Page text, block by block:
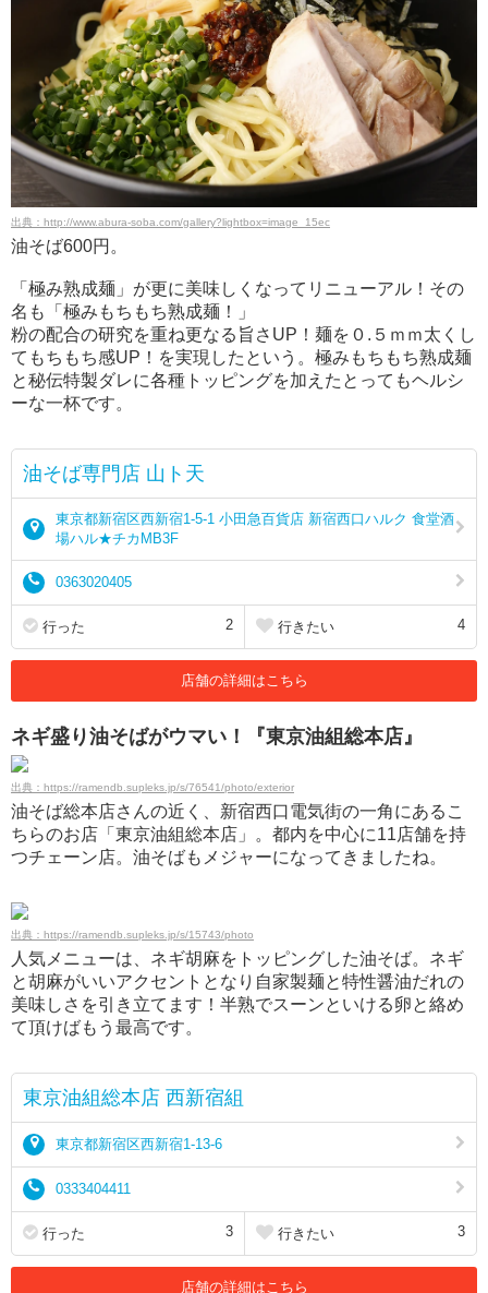
出典：http://www.abura-soba.com/gallery?lightbox=image_15ec
油そば600円。
「極み熟成麺」が更に美味しくなってリニューアル！その
名も「極みもちもち熟成麺！」
粉の配合の研究を重ね更なる旨さUP！麺を０.５ｍｍ太くし
てもちもち感UP！を実現したという。極みもちもち熟成麺
と秘伝特製ダレに各種トッピングを加えたとってもヘルシ
ーな一杯です。
油そば専門店 山ト天
東京都新宿区西新宿1-5-1 小田急百貨店 新宿西口ハルク 食堂酒
場ハル★チカMB3F
0363020405
行った 2 行きたい 4
店舗の詳細はこちら
ネギ盛り油そばがウマい！『東京油組総本店』
出典：https://ramendb.supleks.jp/s/76541/photo/exterior
油そば総本店さんの近く、新宿西口電気街の一角にあるこ
ちらのお店「東京油組総本店」。都内を中心に11店舗を持
つチェーン店。油そばもメジャーになってきましたね。
出典：https://ramendb.supleks.jp/s/15743/photo
人気メニューは、ネギ胡麻をトッピングした油そば。ネギ
と胡麻がいいアクセントとなり自家製麺と特性醤油だれの
美味しさを引き立てます！半熟でスーンといける卵と絡め
て頂けばもう最高です。
東京油組総本店 西新宿組
東京都新宿区西新宿1-13-6
0333404411
行った 3 行きたい 3
店舗の詳細はこちら